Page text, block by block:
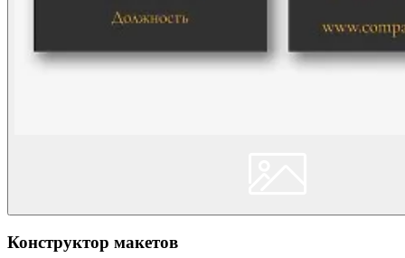
Конструктор макетов